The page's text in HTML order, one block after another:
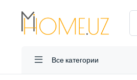
Все категории